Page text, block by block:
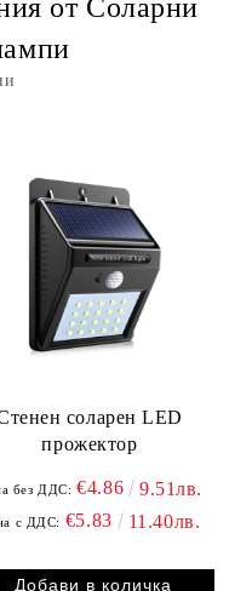
от Соларни
соларен LED
прожектор
без ДДС: €4.86 9.51лв.
с ДДС: €5.83 11.40лв.